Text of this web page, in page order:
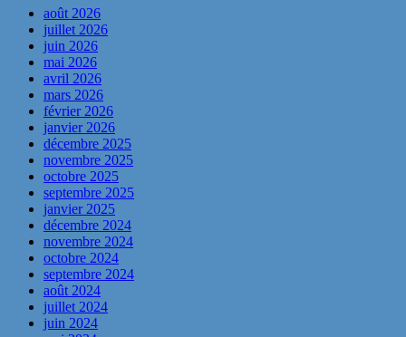
août 2026
juillet 2026
juin 2026
mai 2026
avril 2026
mars 2026
février 2026
janvier 2026
décembre 2025
novembre 2025
octobre 2025
septembre 2025
janvier 2025
décembre 2024
novembre 2024
octobre 2024
septembre 2024
août 2024
juillet 2024
juin 2024